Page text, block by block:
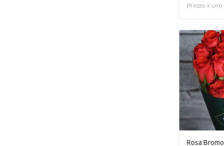
Prezzo x uno
Rosa Bromo